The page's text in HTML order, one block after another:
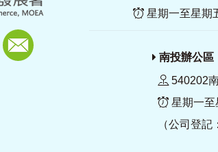
星期一至星期
南投辦公區
540202
星期一至
（公司登